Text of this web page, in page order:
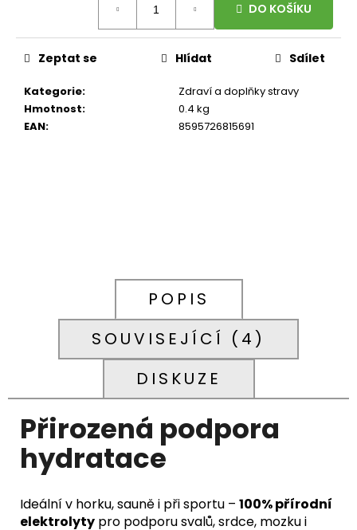
DO KOŠÍKU
Kategorie:
Zdraví a doplňky stravy
Hmotnost:
0.4 kg
EAN: 8595726815691
Zeptat se Hlídat Sdílet
POPIS
SOUVISEJÍCÍ (4)
DISKUZE
Přirozená podpora
hydratace
Ideální v horku, sauně i při sportu – 100% přírodní
elektrolyty pro podporu svalů, srdce, mozku i
THEANIN,
VITAMÍN
ŠŤÁVA
VIŠNĚ)
699